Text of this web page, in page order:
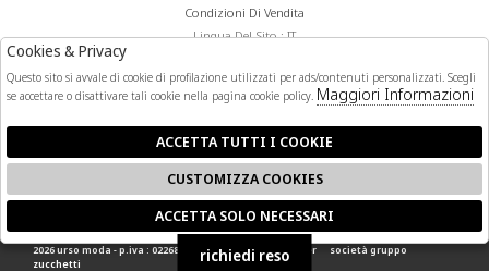
Condizioni Di Vendita
Lingua Del Sito : IT
FOLLOW US
2026 urso moda - p.iva : 02268140841 powered byatelier società gruppo
zucchetti
🍪
richiedi reso
Cookies & Privacy
Questo sito si avvale di cookie di profilazione utilizzati per ads/contenuti personalizzati. Scegli
se accettare o disattivare tali cookie nella pagina cookie policy. Maggiori Informazioni
ACCETTA TUTTI I COOKIE
CUSTOMIZZA COOKIES
ACCETTA SOLO NECESSARI